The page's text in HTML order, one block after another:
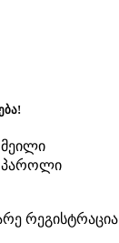
მეილი
პაროლი
რეგისტრაცია